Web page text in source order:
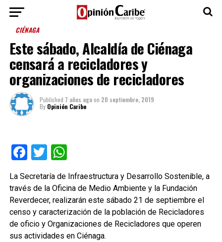
CIÉNAGA
Este sábado, Alcaldía de Ciénaga
censará a recicladores y
organizaciones de recicladores
Published 7 años agoon 20 septiembre, 2019
By Opinión Caribe
Facebook
TwitterWhatsApp
La Secretaría de Infraestructura y Desarrollo Sostenible, a
través de la Oficina de Medio Ambiente y la Fundación
Reverdecer, realizarán este sábado 21 de septiembre el
censo y caracterización de la población de Recicladores
de oficio y Organizaciones de Recicladores que operen
sus actividades en Ciénaga.